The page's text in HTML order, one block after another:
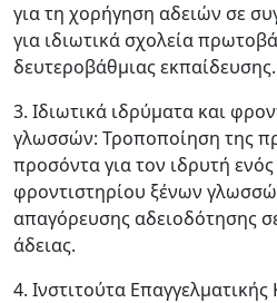
για τη χορήγηση αδειών σε
για ιδιωτικά σχολεία
δευτεροβάθμιας εκπαίδευσης.
3. Ιδιωτικά ιδρύματα και
γλωσσών: Τροποποίηση της
προσόντα για τον ιδρυτή
φροντιστηρίου ξένων
απαγόρευσης αδειοδότησης
άδειας.
4. Ινστιτούτα